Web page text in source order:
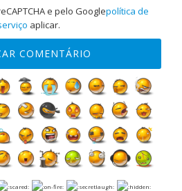
e pelo Googlepolítica de
aplicar.